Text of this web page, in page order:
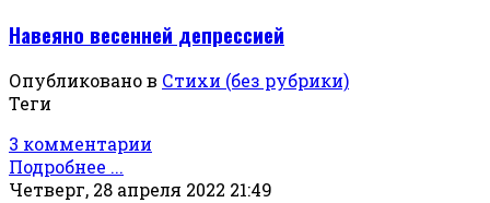
Навеяно весенней депрессией
Опубликовано в Стихи (без рубрики)
Теги
3 комментарии
Подробнее ...
Четверг, 28 апреля 2022 21:49